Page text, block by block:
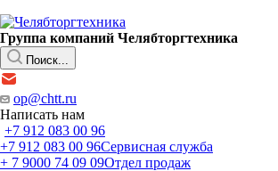
Группа компаний Челябторгтехника
Поиск...
op@chtt.ru
Написать нам
+7 912 083 00 96
+7 912 083 00 96Сервисная служба
+ 7 9000 74 09 09Отдел продаж